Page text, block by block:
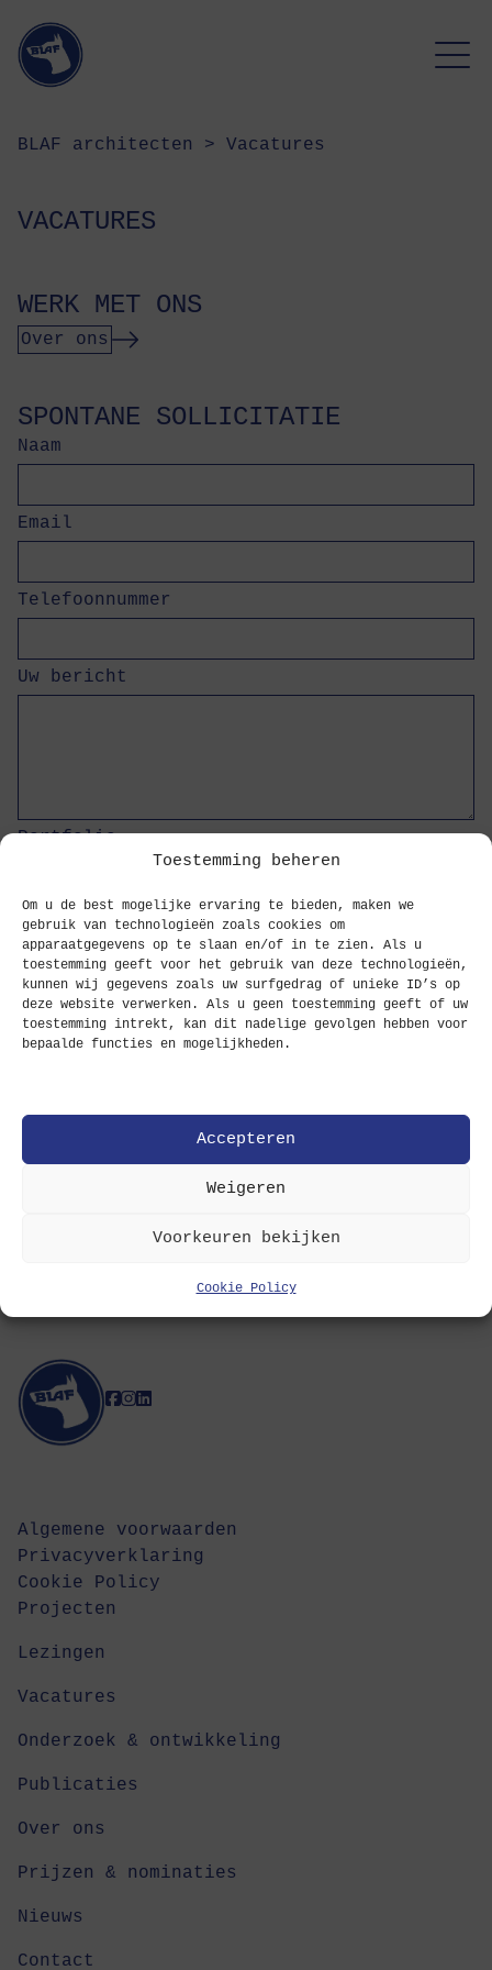
Toestemming beheren
Om u de best mogelijke ervaring te bieden, maken we
gebruik van technologieën zoals cookies om
apparaatgegevens op te slaan en/of in te zien. Als u
toestemming geeft voor het gebruik van deze technologieën,
kunnen wij gegevens zoals uw surfgedrag of unieke ID’s op
deze website verwerken. Als u geen toestemming geeft of uw
toestemming intrekt, kan dit nadelige gevolgen hebben voor
bepaalde functies en mogelijkheden.
Accepteren
Weigeren
Voorkeuren bekijken
Cookie Policy
BLAF architecten > Vacatures
VACATURES
WERK MET ONS
Over ons
SPONTANE SOLLICITATIE
Naam
Email
Telefoonnummer
Uw bericht
Portfolio
Motivatiebrief
Verzenden
PROJECTARCHITECT
Algemene voorwaarden
Privacyverklaring
Cookie Policy
Projecten
Lezingen
Vacatures
Onderzoek & ontwikkeling
Publicaties
Over ons
Prijzen & nominaties
Nieuws
Contact